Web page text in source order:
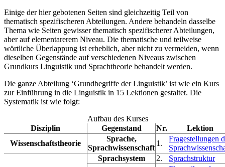
Einige der hier gebotenen Seiten sind gleichzeitig Teil von
thematisch spezifischeren Abteilungen. Andere behandeln dasselbe
Thema wie Seiten gewisser thematisch spezifischerer Abteilungen,
aber auf elementarerem Niveau. Die thematische und teilweise
wörtliche Überlappung ist erheblich, aber nicht zu vermeiden, wenn
dieselben Gegenstände auf verschiedenen Niveaus zwischen
Grundkurs Linguistik und Sprachtheorie behandelt werden.
Die ganze Abteilung ‘Grundbegriffe der Linguistik’ ist wie ein Kurs
zur Einführung in die Linguistik in 15 Lektionen gestaltet. Die
Systematik ist wie folgt:
Aufbau des Kurses
Disziplin
Gegenstand Nr.
Lektion
Wissenschaftstheorie
Sprache,
Sprachwissenschaft
1.
Fragestellungen
Sprachsystem 2. Sprachstruktur